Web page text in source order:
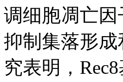
调细胞凋亡
抑制集落形
究表明，